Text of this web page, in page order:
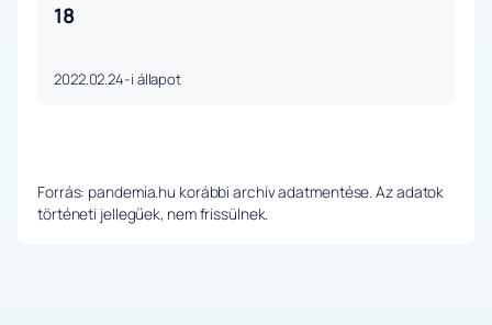
18
2022.02.24-i állapot
Forrás: pandemia.hu korábbi archív adatmentése. Az adatok
történeti jellegűek, nem frissülnek.